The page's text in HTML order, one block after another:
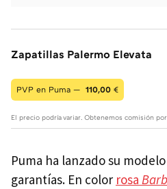
Zapatillas Palermo Elevata
PVP en Puma — 110,00 €
El precio podría variar. Obtenemos comisión
Puma ha lanzado su
garantías. En color rosa